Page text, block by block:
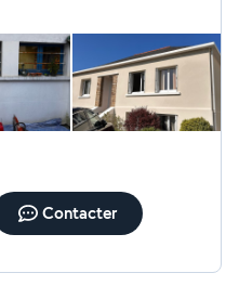
Contacter